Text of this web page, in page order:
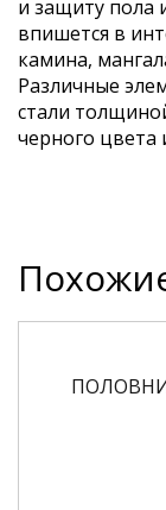
и защиту пола
впишется в
камина,
Различные
стали
черного цвета